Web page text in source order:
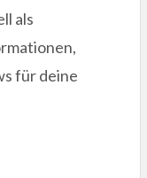
als
für deine